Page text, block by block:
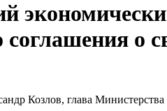
о
Козлов, глава